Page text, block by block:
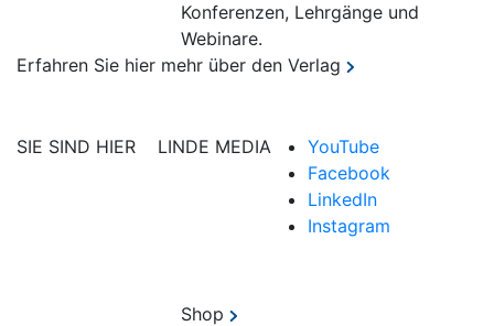
Konferenzen, Lehrgänge und
Webinare.
Erfahren Sie hier mehr über den Verlag
SIE SIND HIER LINDE MEDIA
YouTube
Facebook
LinkedIn
Instagram
Shop